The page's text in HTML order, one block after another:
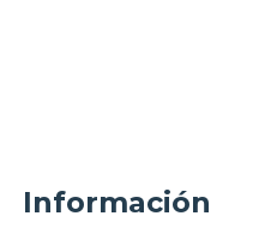
Información